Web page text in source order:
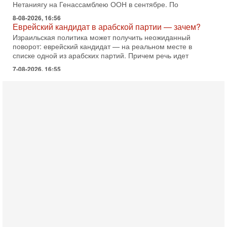
Нетаниягу на Генассамблею ООН в сентябре. По
8-08-2026, 16:56
Еврейский кандидат в арабской партии — зачем?
Израильская политика может получить неожиданный
поворот: еврейский кандидат — на реальном месте в
списке одной из арабских партий. Причем речь идет
7-08-2026, 16:55